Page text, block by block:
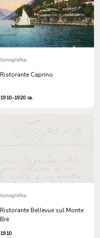
Iconografica
Ristorante Caprino
1910-1920 ca.
Iconografica
Ristorante Bellevue sul Monte
Brè
1910